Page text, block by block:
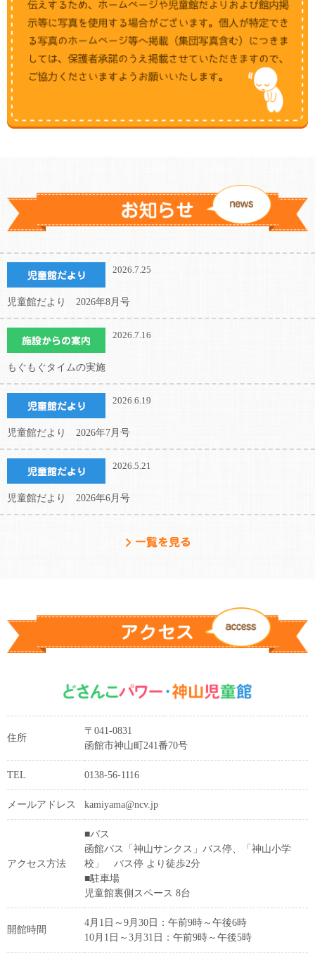
2026.7.25
児童館だより 2026年8月号
2026.7.16
もぐもぐタイムの実施
2026.6.19
児童館だより 2026年7月号
2026.5.21
児童館だより 2026年6月号
住所
〒041-0831
函館市神山町241番70号
TEL 0138-56-1116
メールアドレス kamiyama@ncv.jp
アクセス方法
■バス
函館バス「神山サンクス」バス停、「神山小学
校」 バス停 より徒歩2分
■駐車場
児童館裏側スペース 8台
開館時間
4月1日～9月30日：午前9時～午後6時
10月1日～3月31日：午前9時～午後5時